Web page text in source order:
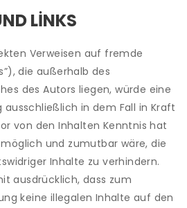
LINKS
Verweisen auf fremde
die außerhalb des
des Autors liegen, würde eine
in dem Fall in Kraft
von den Inhalten Kenntnis hat
und zumutbar wäre, die
Inhalte zu verhindern.
ausdrücklich, dass zum
keine illegalen Inhalte auf den